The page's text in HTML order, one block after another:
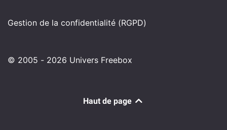
Gestion de la confidentialité (RGPD)
© 2005 - 2026 Univers Freebox
Haut de page